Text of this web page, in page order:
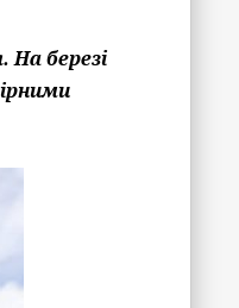
На березі